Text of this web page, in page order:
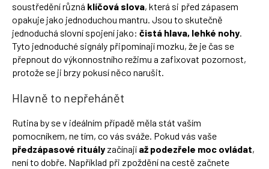
soustředění různá klíčová slova, která si před zápasem
opakuje jako jednoduchou mantru. Jsou to skutečně
jednoduchá slovní spojení jako: čistá hlava, lehké nohy.
Tyto jednoduché signály připomínají mozku, že je čas se
přepnout do výkonnostního režimu a zafixovat pozornost,
protože se ji brzy pokusí něco narušit.
Hlavně to nepřehánět
Rutina by se v ideálním případě měla stát vaším
pomocníkem, ne tím, co vás sváže. Pokud vás vaše
předzápasové rituály začínají až podezřele moc ovládat,
není to dobře. Například při zpoždění na cestě začnete